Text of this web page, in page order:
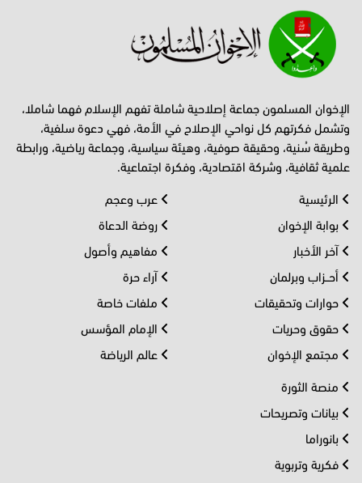
الإخوان المسلمون جماعة إصلاحية شاملة تفهم الإسلام فهما شاملا،
وتشمل فكرتهم كل نواحي الإصلاح في الأمة، فهي دعوة سلفية،
وطريقة سُنية، وحقيقة صوفية، وهيئة سياسية، وجماعة رياضية، ورابطة
علمية ثقافية، وشركة اقتصادية، وفكرة اجتماعية.
الرئيسية
بوابة الإخوان
آخر الأخبار
أحــزاب وبرلمان
حوارات وتحقيقات
حقوق وحريات
مجتمع الإخوان
عرب وعجم
روضة الدعاة
مفاهيم وأصول
آراء حرة
ملفات خاصة
الإمام المؤسس
عالم الرياضة
منصة الثورة
بيانات وتصريحات
بانوراما
فكرية وتربوية